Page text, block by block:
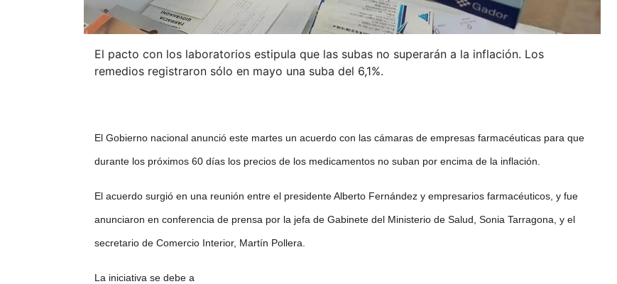
El pacto con los laboratorios estipula que las subas no superarán a la inflación. Los
remedios registraron sólo en mayo una suba del 6,1%.
El Gobierno nacional anunció este martes un acuerdo con las cámaras de empresas farmacéuticas para que
durante los próximos 60 días los precios de los medicamentos no suban por encima de la inflación.
El acuerdo surgió en una reunión entre el presidente Alberto Fernández y empresarios farmacéuticos, y fue
anunciaron en conferencia de prensa por la jefa de Gabinete del Ministerio de Salud, Sonia Tarragona, y el
secretario de Comercio Interior, Martín Pollera.
La iniciativa se debe a